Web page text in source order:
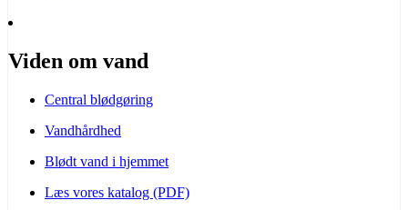
Viden om vand
Central blødgøring
Vandhårdhed
Blødt vand i hjemmet
Læs vores katalog (PDF)